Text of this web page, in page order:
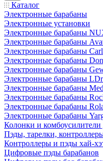
Каталог
Электронные барабаны
Электронные установки
Электронные барабаны
Электронные барабаны
Электронные барабаны
Электронные барабаны
Электронные барабаны
Электронные барабаны
Электронные барабаны
Электронные барабаны
Электронные барабаны
Электронные барабаны
Колонки и комбоусилители
Пэды, тарелки,
Контроллеры и пэды хай-
Цифровые пэды барабанов